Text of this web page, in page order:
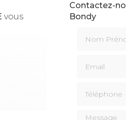
vous
Contactez-
Bondy
Message